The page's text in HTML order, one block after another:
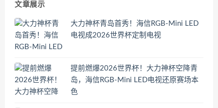
文章展示
大力神杯青岛首秀！海信RGB-Mini LED
电视成2026世界杯定制电视
提前燃爆2026世界杯！大力神杯空降青
岛，海信RGB-Mini LED电视还原赛场本
色